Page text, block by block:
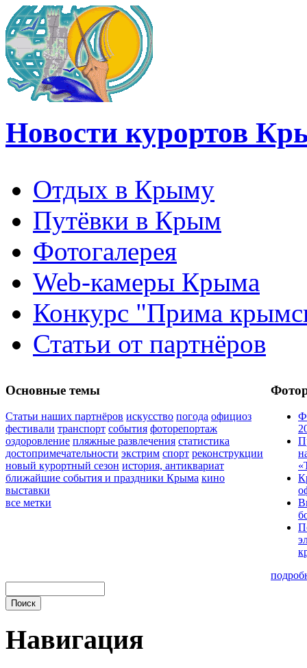
Новости курортов
Отдых в Крыму
Путёвки в Крым
Фотогалерея
Web-камеры Крыма
Конкурс "Прима
Статьи от партнёров
Основные темы
Статьи наших партнёров искусство погода официоз
фестивали транспорт события фоторепортаж
оздоровление пляжные развлечения статистика
достопримечательности экстрим спорт реконструкции
новый курортный сезон история, антиквариат
ближайшие события и праздники Крыма кино
выставки
все метки
Навигация